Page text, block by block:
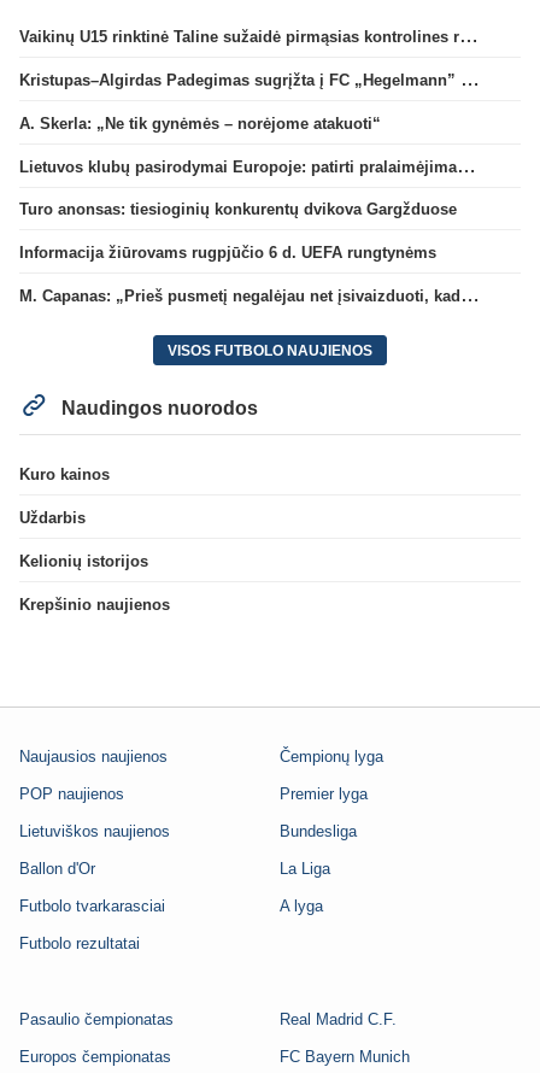
Vaikinų U15 rinktinė Taline sužaidė pirmąsias kontrolines rungtynes
Kristupas–Algirdas Padegimas sugrįžta į FC „Hegelmann” B sudėtį
A. Skerla: „Ne tik gynėmės – norėjome atakuoti“
Lietuvos klubų pasirodymai Europoje: patirti pralaimėjimai Kroatijos atstovams
Turo anonsas: tiesioginių konkurentų dvikova Gargžduose
Informacija žiūrovams rugpjūčio 6 d. UEFA rungtynėms
M. Capanas: „Prieš pusmetį negalėjau net įsivaizduoti, kad žaisime prieš „Hajduk“
VISOS FUTBOLO NAUJIENOS
Naudingos nuorodos
Kuro kainos
Uždarbis
Kelionių istorijos
Krepšinio naujienos
Naujausios naujienos
POP naujienos
Lietuviškos naujienos
Ballon d'Or
Futbolo tvarkarasciai
Futbolo rezultatai
Čempionų lyga
Premier lyga
Bundesliga
La Liga
A lyga
Pasaulio čempionatas
Europos čempionatas
Real Madrid C.F.
FC Bayern Munich